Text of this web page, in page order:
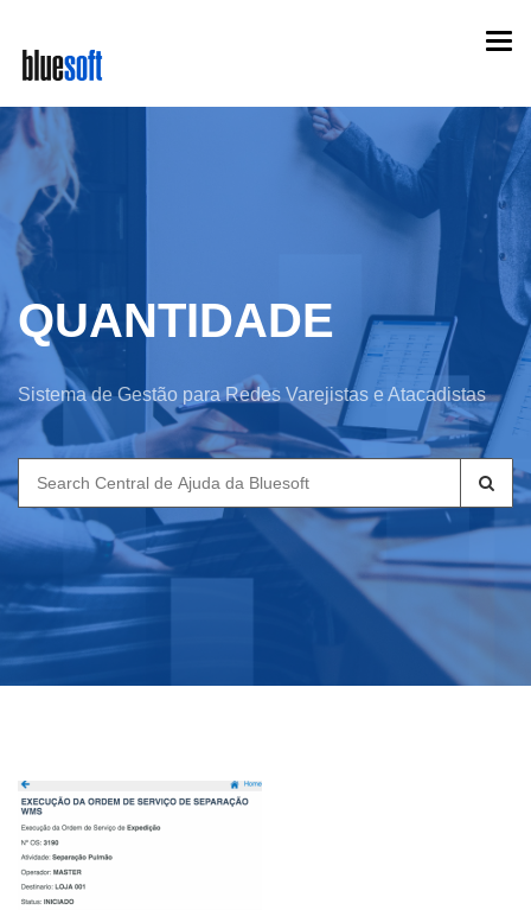
main
content
QUANTIDADE
Sistema de Gestão para Redes Varejistas e Atacadistas
Search
for: